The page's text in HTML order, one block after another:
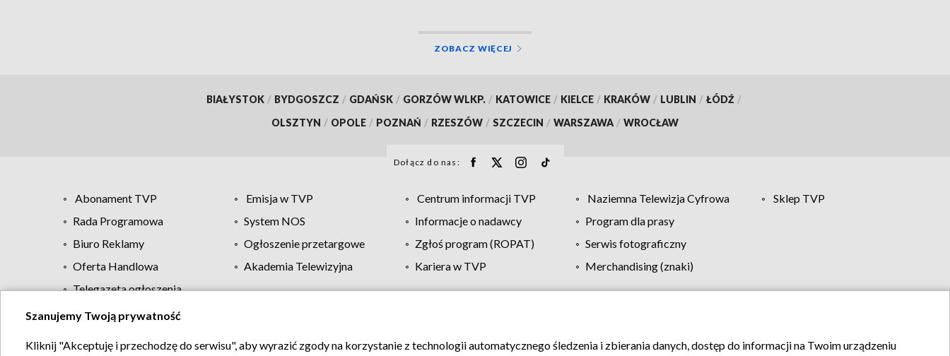
ZOBACZ WIĘCEJ
BIAŁYSTOK / BYDGOSZCZ / GDAŃSK / GORZÓW WLKP. / KATOWICE / KIELCE / KRAKÓW / LUBLIN / ŁÓDŹ /
OLSZTYN / OPOLE / POZNAŃ / RZESZÓW / SZCZECIN / WARSZAWA / WROCŁAW
Dołącz do nas:
Abonament TVP Emisja w TVP Centrum informacji TVP Naziemna Telewizja Cyfrowa
Sklep TVP
Rada Programowa
System NOS Informacje o nadawcy
Program dla prasy
Biuro Reklamy
Ogłoszenie przetargowe Zgłoś program (ROPAT)
Serwis fotograficzny
Oferta Handlowa
Akademia Telewizyjna Kariera w TVP
Merchandising (znaki)
Telegazeta ogłoszenia
Regulamin TVP Polityka prywatności Moje zgody Pomoc Biuro reklamy Kontakt
Szanujemy Twoją prywatność
Kliknij "Akceptuję i przechodzę do serwisu", aby wyrazić zgody na korzystanie z technologii automatycznego śledzenia i zbierania danych, dostęp do informacji na Twoim urządzeniu